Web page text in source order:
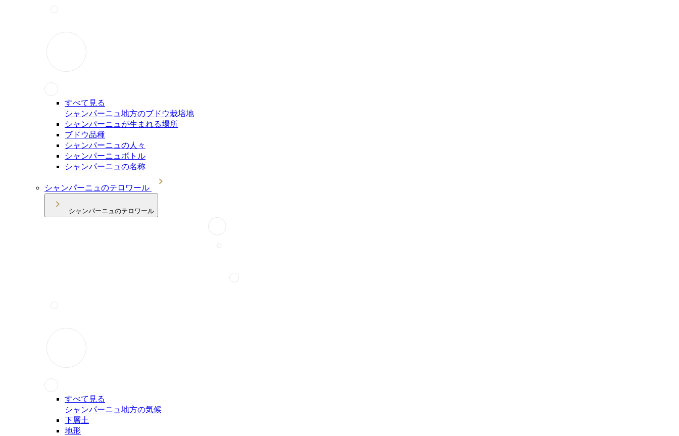
すべて見る
シャンパーニュ地方のブドウ栽培地
シャンパーニュが生まれる場所
ブドウ品種
シャンパーニュの人々
シャンパーニュボトル
シャンパーニュの名称
シャンパーニュのテロワール
シャンパーニュのテロワール
すべて見る
シャンパーニュ地方の気候
下層土
地形